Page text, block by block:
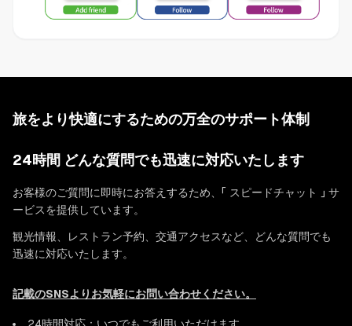
旅をより快適にするための万全のサポート体制
24時間 どんな質問でも迅速に対応いたします
お客様のご質問に即時にお答えするため、「 スピードチャット 」 サ
ービスを提供しています。
観光情報、レストラン予約、交通アクセスなど、どんな質問でも
迅速に対応いたします。
記載のSNSよりお気軽にお問い合わせください。